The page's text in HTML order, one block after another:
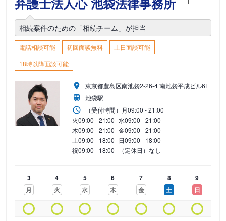
相続案件のための「相続チーム」が担当
電話相談可能 初回面談無料
土日面談可能
18時以降面談可能
東京都豊島区南池袋2-26-4 南池袋平成ビル6F
池袋駅
（受付時間） 月09:00 - 21:00
火09:00 - 21:00 水09:00 - 21:00
木09:00 - 21:00 金09:00 - 21:00
土09:00 - 18:00 日09:00 - 18:00
祝09:00 - 18:00 （定休日）なし
3
月
4
火
5
水
6
木
7
金
8
土
9
日